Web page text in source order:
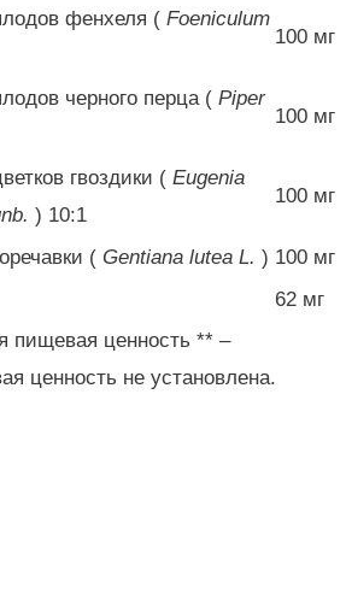
фенхеля (Foeniculum
100 мг
черного перца (Piper
100 мг
гвоздики (Eugenia
) 10:1
100 мг
(Gentiana lutea L. ) 100 мг
62 мг
пищевая ценность ** –
ценность не установлена.